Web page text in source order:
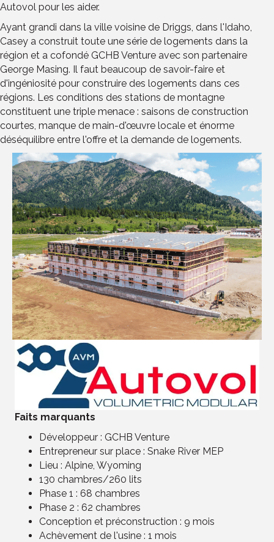
Autovol pour les aider.
Ayant grandi dans la ville voisine de Driggs, dans l'Idaho,
Casey a construit toute une série de logements dans la
région et a cofondé GCHB Venture avec son partenaire
George Masing. Il faut beaucoup de savoir-faire et
d'ingéniosité pour construire des logements dans ces
régions. Les conditions des stations de montagne
constituent une triple menace : saisons de construction
courtes, manque de main-d'œuvre locale et énorme
déséquilibre entre l'offre et la demande de logements.
Faits marquants
Développeur : GCHB Venture
Entrepreneur sur place : Snake River MEP
Lieu : Alpine, Wyoming
130 chambres/260 lits
Phase 1 : 68 chambres
Phase 2 : 62 chambres
Conception et préconstruction : 9 mois
Achèvement de l'usine : 1 mois